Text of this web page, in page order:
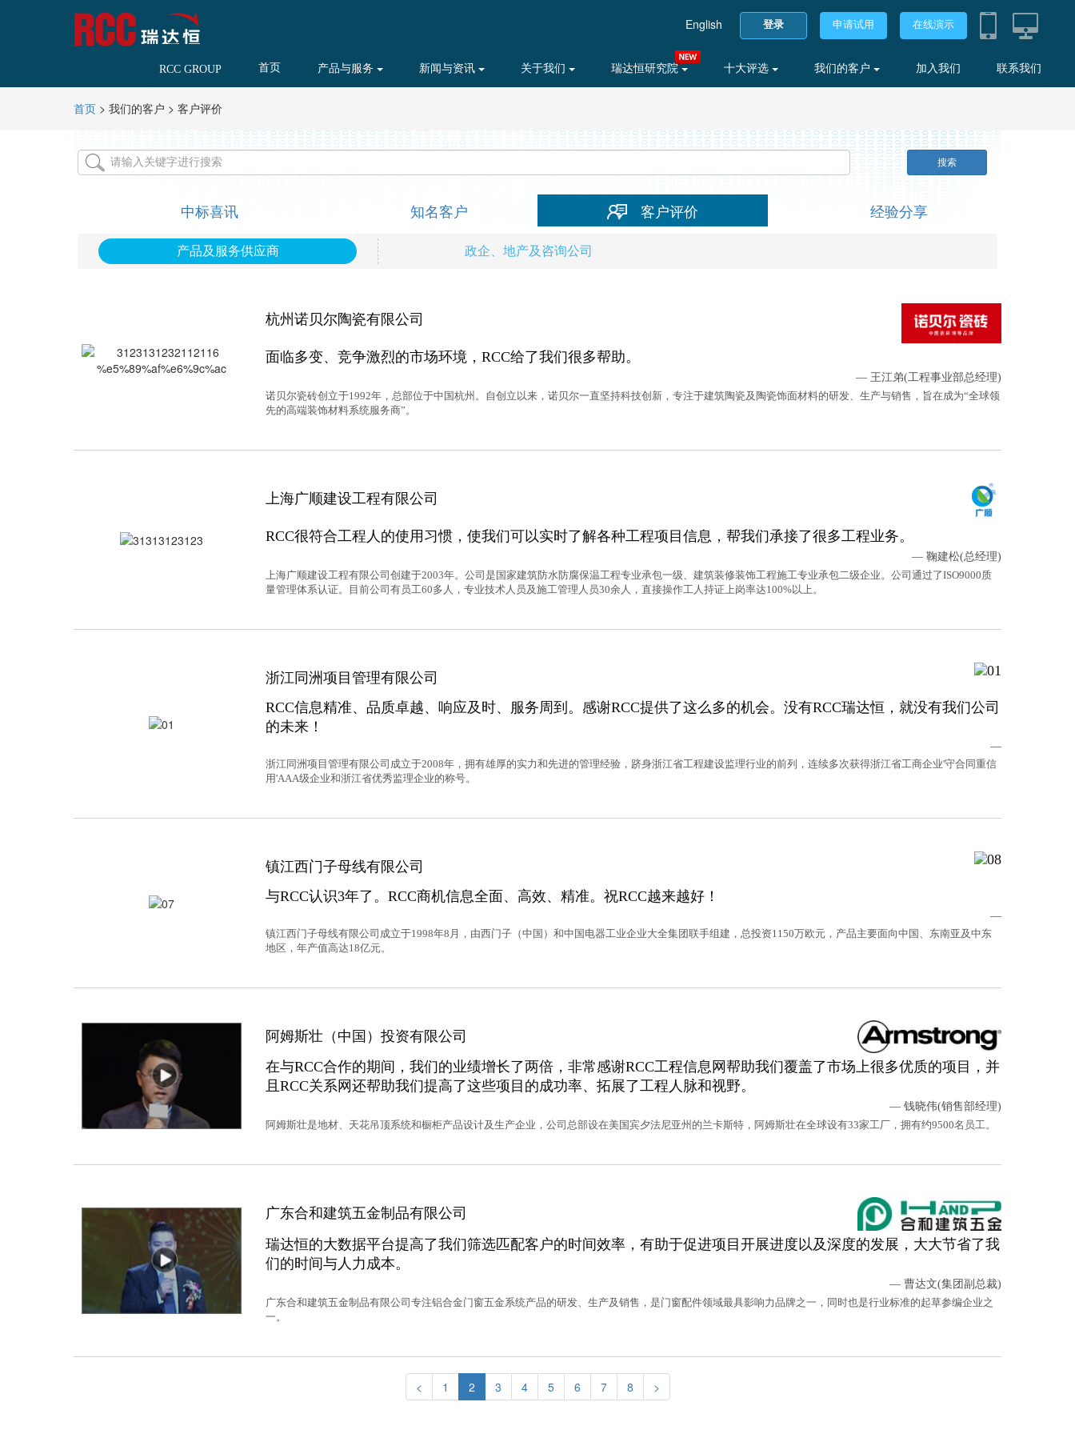
English 登录 申请试用 在线演示
RCC GROUP 首页 产品与服务 新闻与资讯 关于我们 瑞达恒研究院 十大评选 我们的客户 加入我们 联系我们
首页 > 我们的客户 > 客户评价
搜索
中标喜讯 知名客户 客户评价 经验分享
产品及服务供应商 政企、地产及咨询公司
杭州诺贝尔陶瓷有限公司
面临多变、竞争激烈的市场环境，RCC给了我们很多帮助。
— 王江弟(工程事业部总经理)
诺贝尔瓷砖创立于1992年，总部位于中国杭州。自创立以来，诺贝尔一直坚持科技创新，专注于建筑陶瓷及陶瓷饰面材料的研发、生产与销售，旨在成为“全球领
先的高端装饰材料系统服务商”。
上海广顺建设工程有限公司
RCC很符合工程人的使用习惯，使我们可以实时了解各种工程项目信息，帮我们承接了很多工程业务。
— 鞠建松(总经理)
上海广顺建设工程有限公司创建于2003年。公司是国家建筑防水防腐保温工程专业承包一级、建筑装修装饰工程施工专业承包二级企业。公司通过了ISO9000质
量管理体系认证。目前公司有员工60多人，专业技术人员及施工管理人员30余人，直接操作工人持证上岗率达100%以上。
浙江同洲项目管理有限公司
RCC信息精准、品质卓越、响应及时、服务周到。感谢RCC提供了这么多的机会。没有RCC瑞达恒，就没有我们公司
的未来！
—
浙江同洲项目管理有限公司成立于2008年，拥有雄厚的实力和先进的管理经验，跻身浙江省工程建设监理行业的前列，连续多次获得浙江省工商企业'守合同重信
用'AAA级企业和浙江省优秀监理企业的称号。
镇江西门子母线有限公司
与RCC认识3年了。RCC商机信息全面、高效、精准。祝RCC越来越好！
—
镇江西门子母线有限公司成立于1998年8月，由西门子（中国）和中国电器工业企业大全集团联手组建，总投资1150万欧元，产品主要面向中国、东南亚及中东
地区，年产值高达18亿元。
阿姆斯壮（中国）投资有限公司
在与RCC合作的期间，我们的业绩增长了两倍，非常感谢RCC工程信息网帮助我们覆盖了市场上很多优质的项目，并
且RCC关系网还帮助我们提高了这些项目的成功率、拓展了工程人脉和视野。
— 钱晓伟(销售部经理)
阿姆斯壮是地材、天花吊顶系统和橱柜产品设计及生产企业，公司总部设在美国宾夕法尼亚州的兰卡斯特，阿姆斯壮在全球设有33家工厂，拥有约9500名员工。
广东合和建筑五金制品有限公司
瑞达恒的大数据平台提高了我们筛选匹配客户的时间效率，有助于促进项目开展进度以及深度的发展，大大节省了我
们的时间与人力成本。
— 曹达文(集团副总裁)
广东合和建筑五金制品有限公司专注铝合金门窗五金系统产品的研发、生产及销售，是门窗配件领域最具影响力品牌之一，同时也是行业标准的起草参编企业之
一。
< 1 2 3 4 5 6 7 8 >